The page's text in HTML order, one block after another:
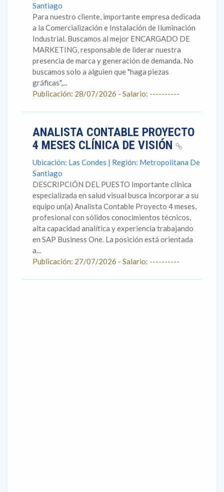
Santiago
Para nuestro cliente, importante empresa dedicada
a la Comercialización e Instalación de Iluminación
Industrial. Buscamos al mejor ENCARGADO DE
MARKETING, responsable de liderar nuestra
presencia de marca y generación de demanda. No
buscamos solo a alguien que "haga piezas
gráficas",...
Publicación: 28/07/2026 - Salario: ----------
ANALISTA CONTABLE PROYECTO
4 MESES CLÍNICA DE VISIÓN
Ubicación: Las Condes | Región: Metropolitana De
Santiago
DESCRIPCIÓN DEL PUESTO Importante clínica
especializada en salud visual busca incorporar a su
equipo un(a) Analista Contable Proyecto 4 meses,
profesional con sólidos conocimientos técnicos,
alta capacidad analítica y experiencia trabajando
en SAP Business One. La posición está orientada
a...
Publicación: 27/07/2026 - Salario: ----------